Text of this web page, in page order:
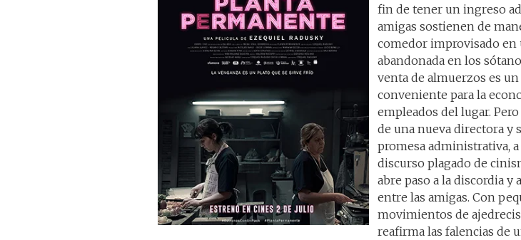
fin de tener un ingreso
amigas sostienen de
comedor improvisado en
abandonada en los
venta de almuerzos es
conveniente para la
empleados del lugar.
de una nueva directora y
promesa administrativa,
discurso plagado de
abre paso a la discordia
entre las amigas. Con
movimientos de
reafirma las falencias de